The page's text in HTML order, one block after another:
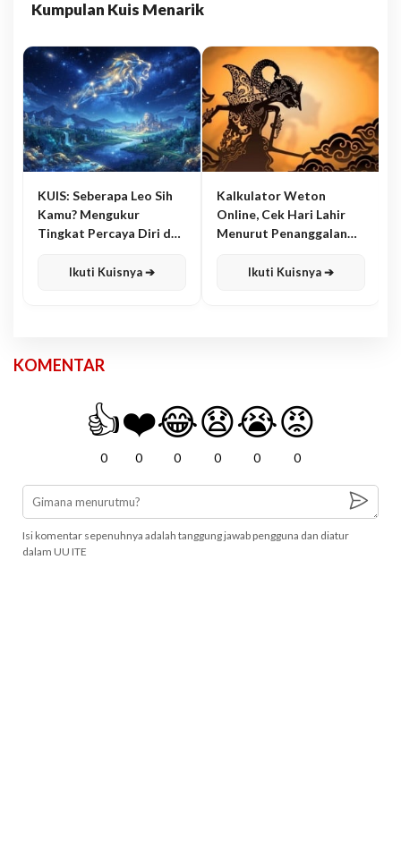
Kumpulan Kuis Menarik
KUIS: Seberapa Leo Sih
Kamu? Mengukur
Tingkat Percaya Diri dan
Ikuti Kuisnya ➔
Kalkulator Weton
Online, Cek Hari Lahir
Menurut Penanggalan
Ikuti Kuisnya ➔
KOMENTAR
👍
0
❤️
0
😂
0
😧
0
😭
0
😡
0
Isi komentar sepenuhnya adalah tanggung jawab pengguna dan diatur
dalam UU ITE